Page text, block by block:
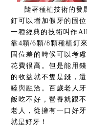
隨著種植技術的發
釘可以增加假牙的固
一種經典的技術叫作
靠4顆/6顆/8顆種植釘
固位差的時候可以考
花費很高。但是能用
的收益就不隻是錢，
睦與融洽。百歲老人
飯吃不好，營養就跟
老人，從擁有一口好
就是好牙！